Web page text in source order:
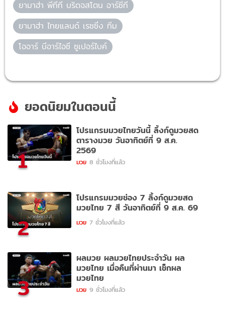
ยามาฮ่า พีทีที บริดจสโตน อาร์ซีที
ยามาฮ่า ไทยแลนด์ เรซซิ่ง ทีม
โออาร์ บีอาร์ไอซี ซูเปอร์ไบค์
ยอดนิยมในตอนนี้
1
โปรแกรมมวยไทยวันนี้ ลิ้งก์ดูมวยสด
ตารางมวย วันอาทิตย์ที่ 9 ส.ค.
2569
มวย 8 ชั่วโมงที่แล้ว
2
โปรแกรมมวยช่อง 7 ลิ้งก์ดูมวยสด
มวยไทย 7 สี วันอาทิตย์ที่ 9 ส.ค. 69
มวย 7 ชั่วโมงที่แล้ว
3
ผลมวย ผลมวยไทยประจำวัน ผล
มวยไทย เมื่อคืนที่ผ่านมา เช็กผล
มวยไทย
มวย 9 ชั่วโมงที่แล้ว